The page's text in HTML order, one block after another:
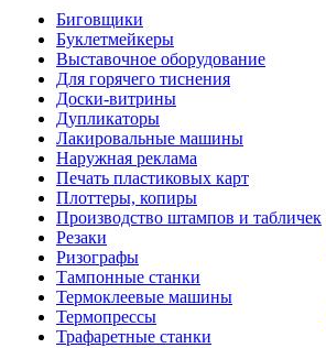
Биговщики
Буклетмейкеры
Выставочное оборудование
Для горячего тиснения
Доски-витрины
Дупликаторы
Лакировальные машины
Наружная реклама
Печать пластиковых карт
Плоттеры, копиры
Производство штампов и табличек
Резаки
Ризографы
Тампонные станки
Термоклеевые машины
Термопрессы
Трафаретные станки